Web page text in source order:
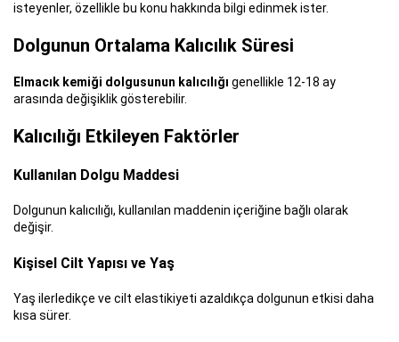
isteyenler, özellikle bu konu hakkında bilgi edinmek ister.
Dolgunun Ortalama Kalıcılık Süresi
Elmacık kemiği dolgusunun kalıcılığı genellikle 12-18 ay
arasında değişiklik gösterebilir.
Kalıcılığı Etkileyen Faktörler
Kullanılan Dolgu Maddesi
Dolgunun kalıcılığı, kullanılan maddenin içeriğine bağlı olarak
değişir.
Kişisel Cilt Yapısı ve Yaş
Yaş ilerledikçe ve cilt elastikiyeti azaldıkça dolgunun etkisi daha
kısa sürer.